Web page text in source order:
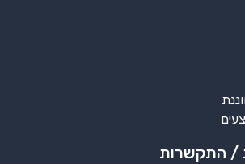
/ התקשרות